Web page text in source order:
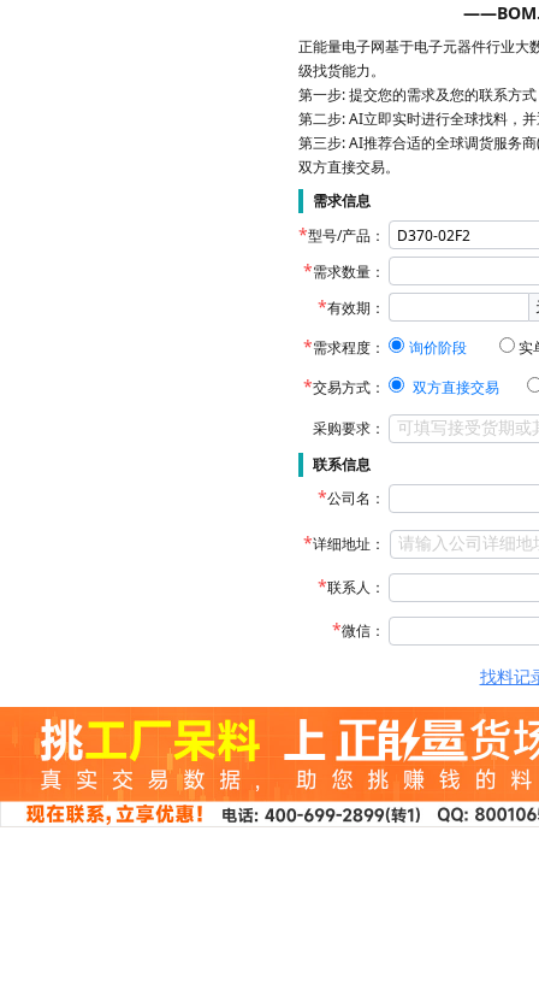
正能量电子网基于电子元器件行业大
级找货能力。
第一步: 提交您的需求及您的联系方
第二步: AI立即实时进行全球找料，
第三步: AI推荐合适的全球调货服务
双方直接交易。
需求信息
型号/产品：
需求数量：
有效期：
需求程度：
询价阶段
实
交易方式：
双方直接交易
采购要求：
联系信息
公司名：
详细地址：
联系人：
微信：
找料记